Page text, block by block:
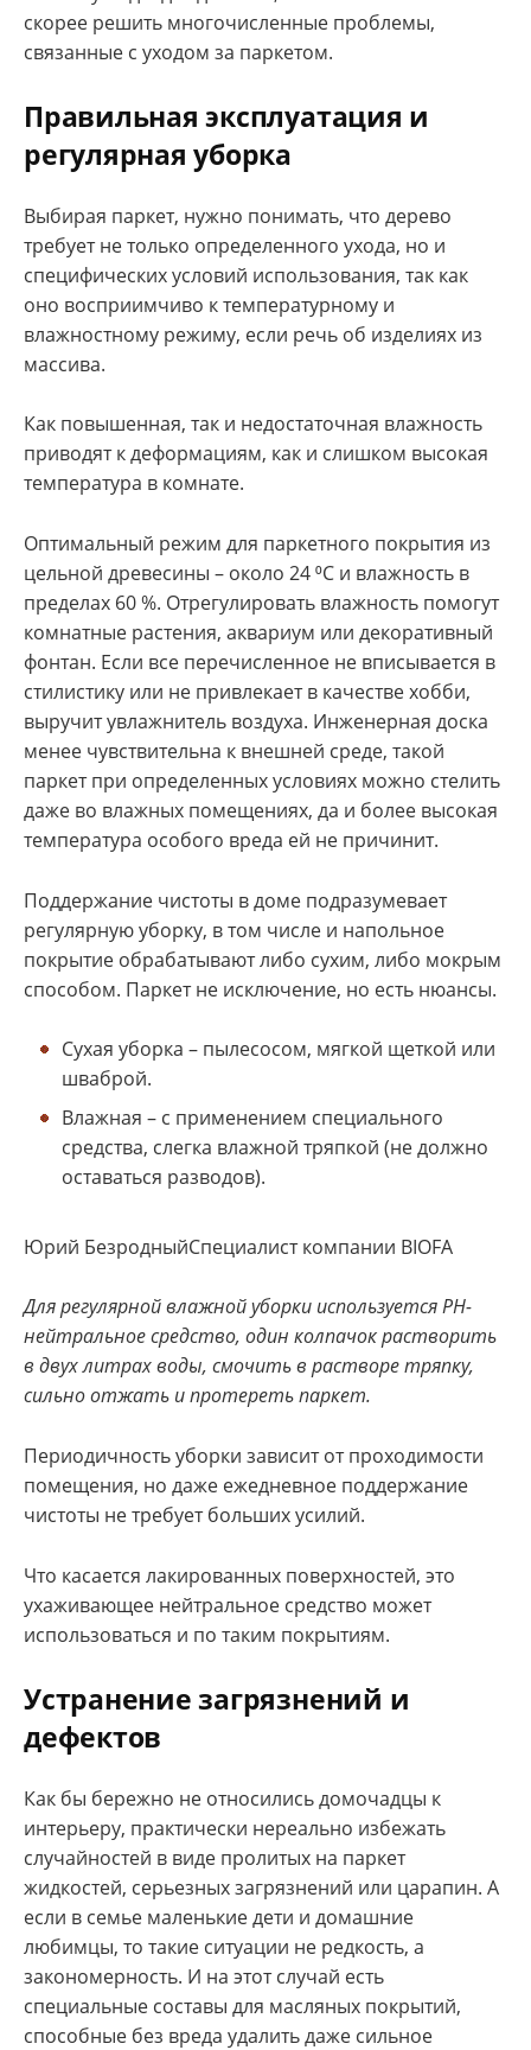
скорее решить многочисленные проблемы,
связанные с уходом за паркетом.
Правильная эксплуатация и
регулярная уборка
Выбирая паркет, нужно понимать, что дерево
требует не только определенного ухода, но и
специфических условий использования, так как
оно восприимчиво к температурному и
влажностному режиму, если речь об изделиях из
массива.
Как повышенная, так и недостаточная влажность
приводят к деформациям, как и слишком высокая
температура в комнате.
Оптимальный режим для паркетного покрытия из
цельной древесины – около 24 ⁰С и влажность в
пределах 60 %. Отрегулировать влажность помогут
комнатные растения, аквариум или декоративный
фонтан. Если все перечисленное не вписывается в
стилистику или не привлекает в качестве хобби,
выручит увлажнитель воздуха. Инженерная доска
менее чувствительна к внешней среде, такой
паркет при определенных условиях можно стелить
даже во влажных помещениях, да и более высокая
температура особого вреда ей не причинит.
Поддержание чистоты в доме подразумевает
регулярную уборку, в том числе и напольное
покрытие обрабатывают либо сухим, либо мокрым
способом. Паркет не исключение, но есть нюансы.
Сухая уборка – пылесосом, мягкой щеткой или
шваброй.
Влажная – с применением специального
средства, слегка влажной тряпкой (не должно
оставаться разводов).
Юрий БезродныйСпециалист компании BIOFA
Для регулярной влажной уборки используется РН-
нейтральное средство, один колпачок растворить
в двух литрах воды, смочить в растворе тряпку,
сильно отжать и протереть паркет.
Периодичность уборки зависит от проходимости
помещения, но даже ежедневное поддержание
чистоты не требует больших усилий.
Что касается лакированных поверхностей, это
ухаживающее нейтральное средство может
использоваться и по таким покрытиям.
Устранение загрязнений и
дефектов
Как бы бережно не относились домочадцы к
интерьеру, практически нереально избежать
случайностей в виде пролитых на паркет
жидкостей, серьезных загрязнений или царапин. А
если в семье маленькие дети и домашние
любимцы, то такие ситуации не редкость, а
закономерность. И на этот случай есть
специальные составы для масляных покрытий,
способные без вреда удалить даже сильное